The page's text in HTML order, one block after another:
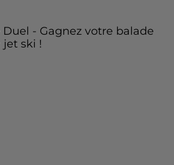
Duel - Gagnez votre balade
jet ski !